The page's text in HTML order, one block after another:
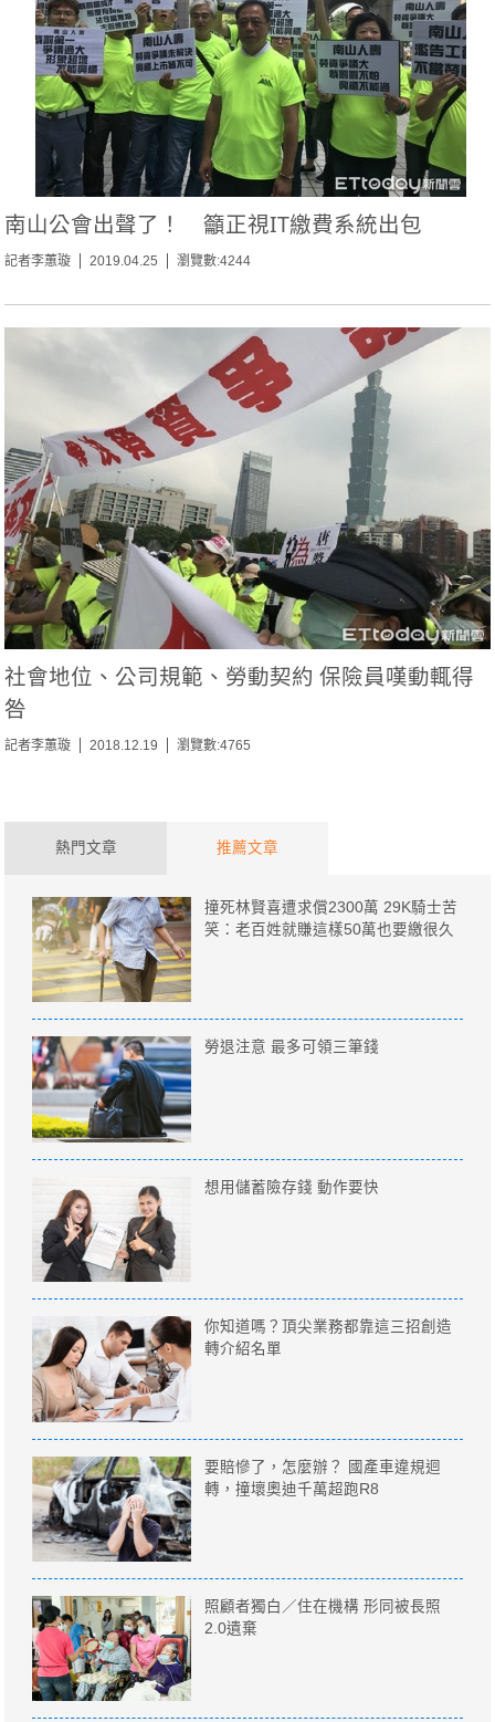
南山公會出聲了！ 籲正視IT繳費系統出包
記者李蕙璇 2019.04.25 瀏覽數:4244
社會地位、公司規範、勞動契約 保險員嘆動輒得
咎
記者李蕙璇 2018.12.19 瀏覽數:4765
熱門文章 推薦文章
撞死林賢喜遭求償2300萬 29K騎士苦
笑：老百姓就賺這樣50萬也要繳很久
勞退注意 最多可領三筆錢
想用儲蓄險存錢 動作要快
你知道嗎？頂尖業務都靠這三招創造
轉介紹名單
要賠慘了，怎麼辦？ 國產車違規迴
轉，撞壞奧迪千萬超跑R8
照顧者獨白／住在機構 形同被長照
2.0遺棄